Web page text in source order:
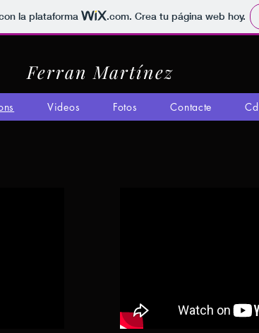
la plataforma .com. Crea tu página web hoy.
Ferran Martínez
Videos Fotos Contacte